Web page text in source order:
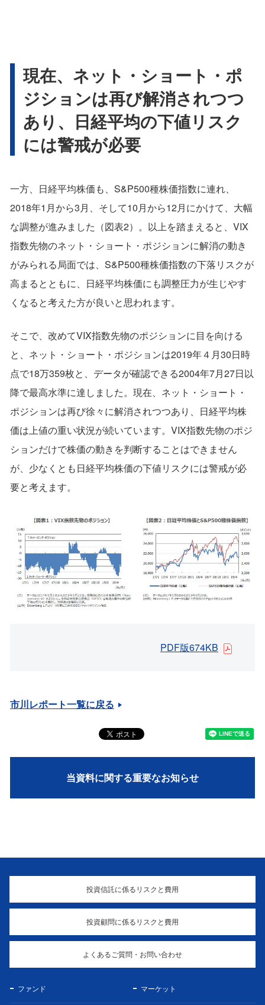
現在、ネット・ショート・ポ
ジションは再び解消されつつ
あり、日経平均の下値リスク
には警戒が必要
一方、日経平均株価も、S&P500種株価指数に連れ、
2018年1月から3月、そして10月から12月にかけて、大幅
な調整が進みました（図表2）。以上を踏まえると、VIX
指数先物のネット・ショート・ポジションに解消の動き
がみられる局面では、S&P500種株価指数の下落リスクが
高まるとともに、日経平均株価にも調整圧力が生じやす
くなると考えた方が良いと思われます。
そこで、改めてVIX指数先物のポジションに目を向ける
と、ネット・ショート・ポジションは2019年４月30日時
点で18万359枚と、データが確認できる2004年7月27日以
降で最高水準に達しました。現在、ネット・ショート・
ポジションは再び徐々に解消されつつあり、日経平均株
価は上値の重い状況が続いています。VIX指数先物のポジ
ションだけで株価の動きを判断することはできません
が、少なくとも日経平均株価の下値リスクには警戒が必
要と考えます。
PDF版674KB
市川レポート一覧に戻る
当資料に関する重要なお知らせ
投資信託に係るリスクと費用
投資顧問に係るリスクと費用
よくあるご質問・お問い合わせ
ファンド マーケット